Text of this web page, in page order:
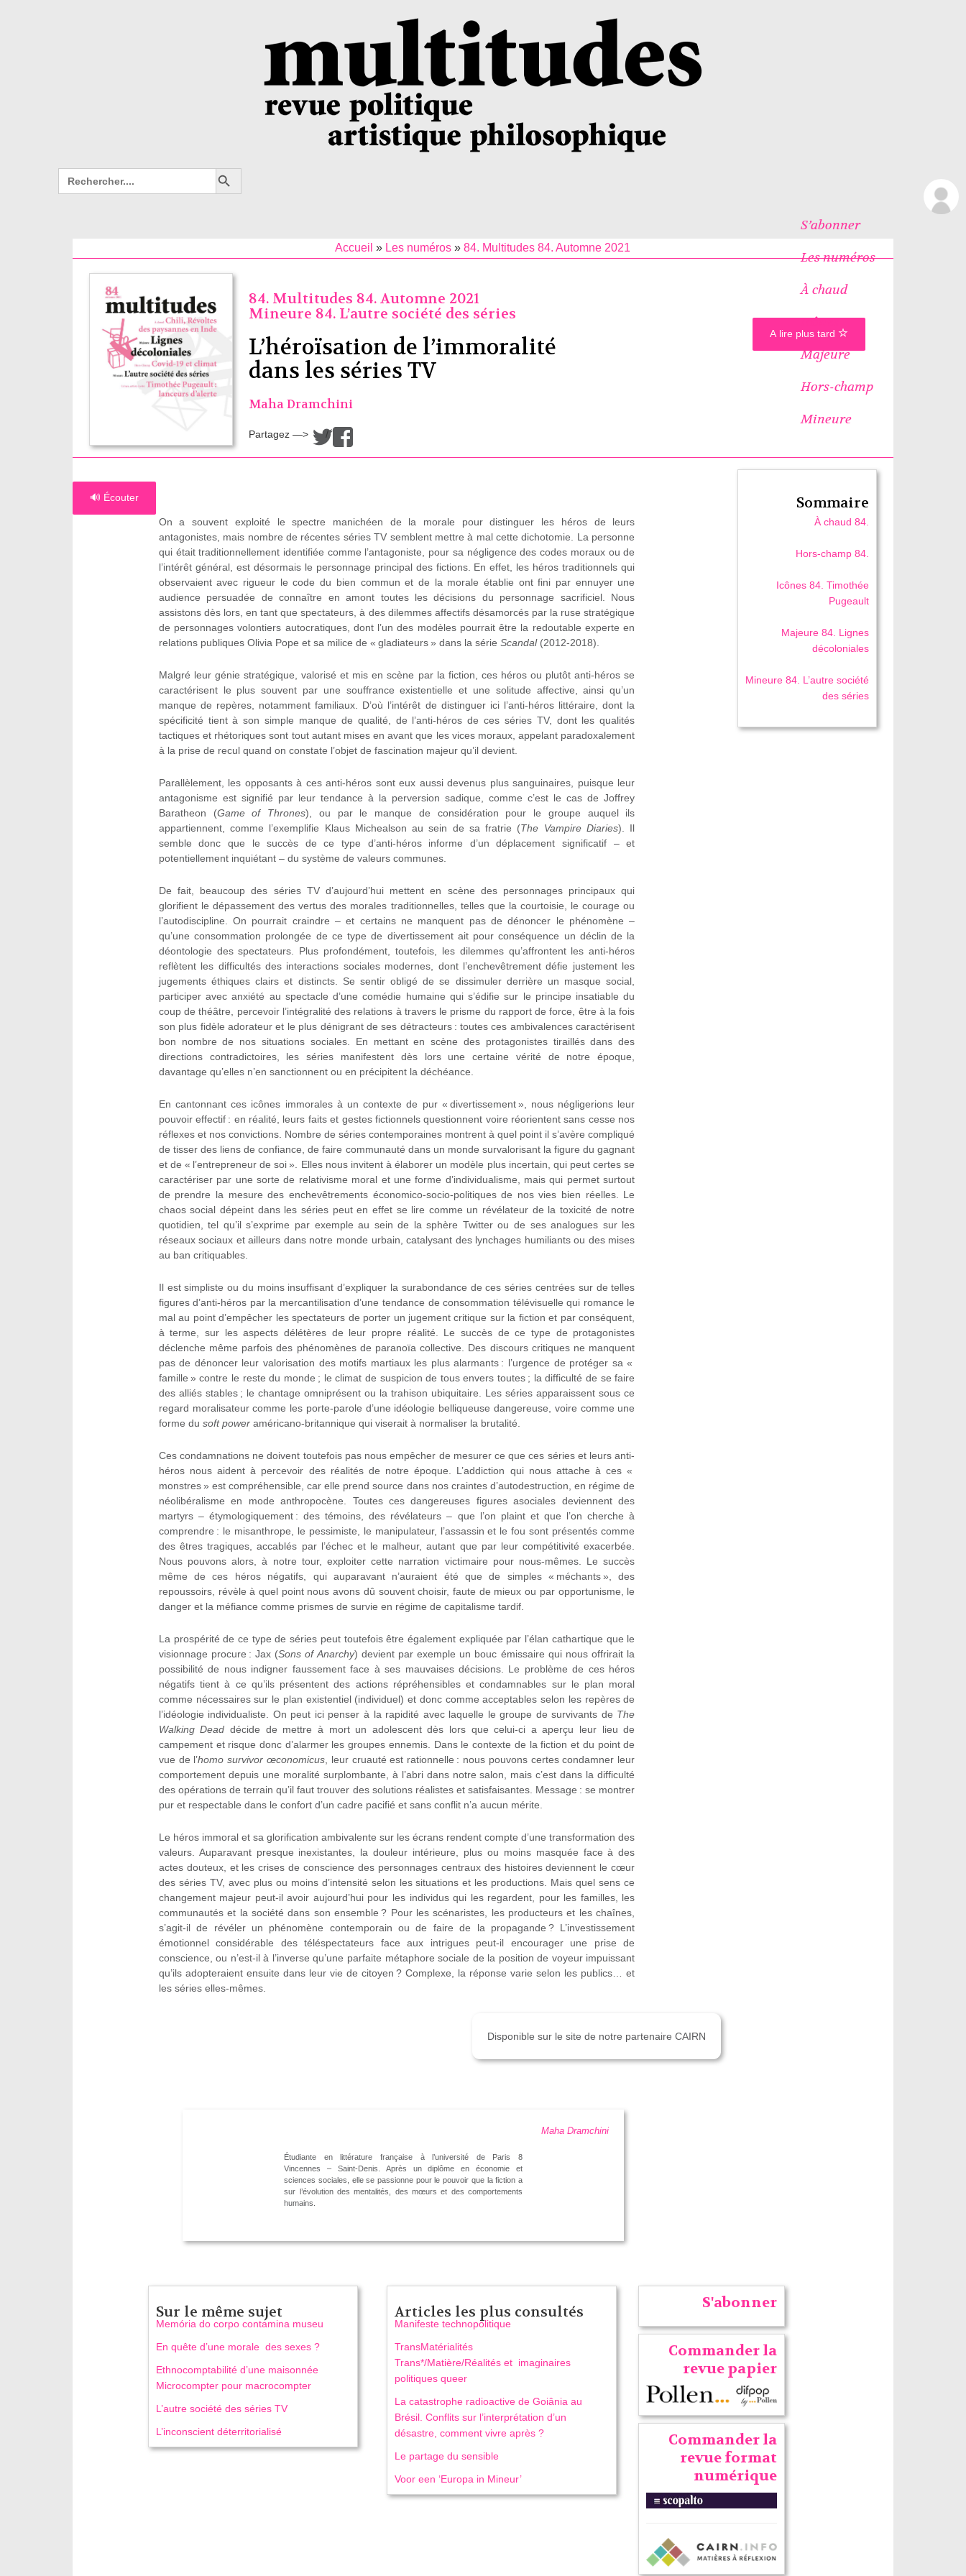
Search
for:
Search Button
S’abonner
Les numéros
À chaud
Icônes
Majeure
Hors-champ
Mineure
Accueil » Les numéros »84. Multitudes 84. Automne 2021
84. Multitudes 84. Automne 2021
Mineure 84. L’autre société des séries
L’héroïsation de l’immoralité
dans les séries TV
Maha Dramchini
Partagez —> /
🔊 Écouter
On a souvent exploité le spectre manichéen de la morale pour distinguer les héros de leurs
antagonistes, mais nombre de récentes séries TV semblent mettre à mal cette dichotomie. La personne
qui était traditionnellement identifiée comme l’antagoniste, pour sa négligence des codes moraux ou de
l’intérêt général, est désormais le personnage principal des fictions. En effet, les héros traditionnels qui
observaient avec rigueur le code du bien commun et de la morale établie ont fini par ennuyer une
audience persuadée de connaître en amont toutes les décisions du personnage sacrificiel. Nous
assistons dès lors, en tant que spectateurs, à des dilemmes affectifs désamorcés par la ruse stratégique
de personnages volontiers autocratiques, dont l’un des modèles pourrait être la redoutable experte en
relations publiques Olivia Pope et sa milice de « gladiateurs » dans la série Scandal(2012-2018).
Malgré leur génie stratégique, valorisé et mis en scène par la fiction, ces héros ou plutôt anti-héros se
caractérisent le plus souvent par une souffrance existentielle et une solitude affective, ainsi qu’un
manque de repères, notamment familiaux. D’où l’intérêt de distinguer ici l’anti-héros littéraire, dont la
spécificité tient à son simple manque de qualité, de l’anti-héros de ces séries TV, dont les qualités
tactiques et rhétoriques sont tout autant mises en avant que les vices moraux, appelant paradoxalement
à la prise de recul quand on constate l’objet de fascination majeur qu’il devient.
Parallèlement, les opposants à ces anti-héros sont eux aussi devenus plus sanguinaires, puisque leur
antagonisme est signifié par leur tendance à la perversion sadique, comme c’est le cas de Joffrey
Baratheon (Game of Thrones), ou par le manque de considération pour le groupe auquel ils
appartiennent, comme l’exemplifie Klaus Michealson au sein de sa fratrie (The Vampire Diaries). Il
semble donc que le succès de ce type d’anti-héros informe d’un déplacement significatif – et
potentiellement inquiétant – du système de valeurs communes.
De fait, beaucoup des séries TV d’aujourd’hui mettent en scène des personnages principaux qui
glorifient le dépassement des vertus des morales traditionnelles, telles que la courtoisie, le courage ou
l’autodiscipline. On pourrait craindre – et certains ne manquent pas de dénoncer le phénomène –
qu’une consommation prolongée de ce type de divertissement ait pour conséquence un déclin de la
déontologie des spectateurs. Plus profondément, toutefois, les dilemmes qu’affrontent les anti-héros
reflètent les difficultés des interactions sociales modernes, dont l’enchevêtrement défie justement les
jugements éthiques clairs et distincts. Se sentir obligé de se dissimuler derrière un masque social,
participer avec anxiété au spectacle d’une comédie humaine qui s’édifie sur le principe insatiable du
coup de théâtre, percevoir l’intégralité des relations à travers le prisme du rapport de force, être à la fois
son plus fidèle adorateur et le plus dénigrant de ses détracteurs : toutes ces ambivalences caractérisent
bon nombre de nos situations sociales. En mettant en scène des protagonistes tiraillés dans des
directions contradictoires, les séries manifestent dès lors une certaine vérité de notre époque,
davantage qu’elles n’en sanctionnent ou en précipitent la déchéance.
En cantonnant ces icônes immorales à un contexte de pur « divertissement », nous négligerions leur
pouvoir effectif : en réalité, leurs faits et gestes fictionnels questionnent voire réorientent sans cesse nos
réflexes et nos convictions. Nombre de séries contemporaines montrent à quel point il s’avère compliqué
de tisser des liens de confiance, de faire communauté dans un monde survalorisant la figure du gagnant
et de « l’entrepreneur de soi ». Elles nous invitent à élaborer un modèle plus incertain, qui peut certes se
caractériser par une sorte de relativisme moral et une forme d’individualisme, mais qui permet surtout
de prendre la mesure des enchevêtrements économico-socio-politiques de nos vies bien réelles. Le
chaos social dépeint dans les séries peut en effet se lire comme un révélateur de la toxicité de notre
quotidien, tel qu’il s’exprime par exemple au sein de la sphère Twitter ou de ses analogues sur les
réseaux sociaux et ailleurs dans notre monde urbain, catalysant des lynchages humiliants ou des mises
au ban critiquables.
Il est simpliste ou du moins insuffisant d’expliquer la surabondance de ces séries centrées sur de telles
figures d’anti-héros par la mercantilisation d’une tendance de consommation télévisuelle qui romance le
mal au point d’empêcher les spectateurs de porter un jugement critique sur la fiction et par conséquent,
à terme, sur les aspects délétères de leur propre réalité. Le succès de ce type de protagonistes
déclenche même parfois des phénomènes de paranoïa collective. Des discours critiques ne manquent
pas de dénoncer leur valorisation des motifs martiaux les plus alarmants : l’urgence de protéger sa «
famille » contre le reste du monde ; le climat de suspicion de tous envers toutes ; la difficulté de se faire
des alliés stables ; le chantage omniprésent ou la trahison ubiquitaire. Les séries apparaissent sous ce
regard moralisateur comme les porte-parole d’une idéologie belliqueuse dangereuse, voire comme une
forme du soft poweraméricano-britannique qui viserait à normaliser la brutalité.
Ces condamnations ne doivent toutefois pas nous empêcher de mesurer ce que ces séries et leurs anti-
héros nous aident à percevoir des réalités de notre époque. L’addiction qui nous attache à ces «
monstres » est compréhensible, car elle prend source dans nos craintes d’autodestruction, en régime de
néolibéralisme en mode anthropocène. Toutes ces dangereuses figures asociales deviennent des
martyrs – étymologiquement : des témoins, des révélateurs – que l’on plaint et que l’on cherche à
comprendre : le misanthrope, le pessimiste, le manipulateur, l’assassin et le fou sont présentés comme
des êtres tragiques, accablés par l’échec et le malheur, autant que par leur compétitivité exacerbée.
Nous pouvons alors, à notre tour, exploiter cette narration victimaire pour nous-mêmes. Le succès
même de ces héros négatifs, qui auparavant n’auraient été que de simples « méchants », des
repoussoirs, révèle à quel point nous avons dû souvent choisir, faute de mieux ou par opportunisme, le
danger et la méfiance comme prismes de survie en régime de capitalisme tardif.
La prospérité de ce type de séries peut toutefois être également expliquée par l’élan cathartique que le
visionnage procure : Jax (Sons of Anarchy) devient par exemple un bouc émissaire qui nous offrirait la
possibilité de nous indigner faussement face à ses mauvaises décisions. Le problème de ces héros
négatifs tient à ce qu’ils présentent des actions répréhensibles et condamnables sur le plan moral
comme nécessaires sur le plan existentiel (individuel) et donc comme acceptables selon les repères de
l’idéologie individualiste. On peut ici penser à la rapidité avec laquelle le groupe de survivants de The
Walking Dead décide de mettre à mort un adolescent dès lors que celui-ci a aperçu leur lieu de
campement et risque donc d’alarmer les groupes ennemis. Dans le contexte de la fiction et du point de
vue de l’homo survivor œconomicus, leur cruauté est rationnelle : nous pouvons certes condamner leur
comportement depuis une moralité surplombante, à l’abri dans notre salon, mais c’est dans la difficulté
des opérations de terrain qu’il faut trouver des solutions réalistes et satisfaisantes. Message : se montrer
pur et respectable dans le confort d’un cadre pacifié et sans conflit n’a aucun mérite.
Le héros immoral et sa glorification ambivalente sur les écrans rendent compte d’une transformation des
valeurs. Auparavant presque inexistantes, la douleur intérieure, plus ou moins masquée face à des
actes douteux, et les crises de conscience des personnages centraux des histoires deviennent le cœur
des séries TV, avec plus ou moins d’intensité selon les situations et les productions. Mais quel sens ce
changement majeur peut-il avoir aujourd’hui pour les individus qui les regardent, pour les familles, les
communautés et la société dans son ensemble ? Pour les scénaristes, les producteurs et les chaînes,
s’agit-il de révéler un phénomène contemporain ou de faire de la propagande ? L’investissement
émotionnel considérable des téléspectateurs face aux intrigues peut-il encourager une prise de
conscience, ou n’est-il à l’inverse qu’une parfaite métaphore sociale de la position de voyeur impuissant
qu’ils adopteraient ensuite dans leur vie de citoyen ? Complexe, la réponse varie selon les publics… et
les séries elles-mêmes.
A lire plus tard
Disponible sur le site de notre partenaire CAIRN
Maha Dramchini
Étudiante en littérature française à l’université de Paris 8
Vincennes – Saint-Denis. Après un diplôme en économie et
sciences sociales, elle se passionne pour le pouvoir que la fiction a
sur l’évolution des mentalités, des mœurs et des comportements
humains.
Sommaire
À chaud 84.
Hors-champ 84.
Icônes 84. Timothée
Pugeault
Majeure 84. Lignes
décoloniales
Mineure 84. L’autre société
des séries
Sur le même sujet
Memória do corpo contamina museu
En quête d’une morale des sexes ?
Ethnocomptabilité d’une maisonnée
Microcompter pour macrocompter
L’autre société des séries TV
L’inconscient déterritorialisé
Articles les plus consultés
Manifeste technopolitique
TransMatérialités
Trans*/Matière/Réalités et imaginaires
politiques queer
La catastrophe radioactive de Goiânia au
Brésil. Conflits sur l’interprétation d’un
désastre, comment vivre après ?
Le partage du sensible
Voor een ‘Europa in Mineur’
S'abonner
Commander la
revue papier
Commander la
revue format
numérique